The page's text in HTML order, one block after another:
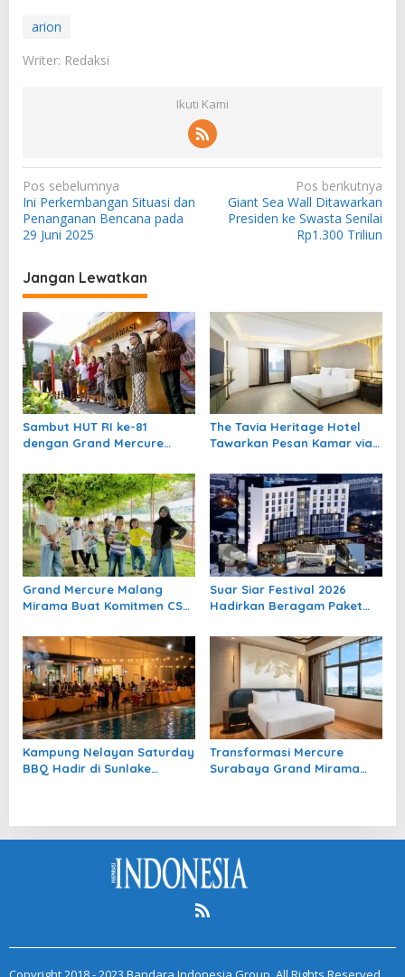
arion
Writer: Redaksi
Ikuti Kami
N
a
v
g
a
s
i
p
o
s
Pos sebelumnya
Ini Perkembangan Situasi dan
Penanganan Bencana pada
29 Juni 2025
Pos berikutnya
Giant Sea Wall Ditawarkan
Presiden ke Swasta Senilai
Rp1.300 Triliun
Jangan Lewatkan
Sambut HUT RI ke-81
dengan Grand Mercure
Opening Ceremony
Olimpiade Agustusan 2026
The Tavia Heritage Hotel
Tawarkan Pesan Kamar via
Grand Mercure Malang
Mirama Buat Komitmen CSR
Anak Asuh
Suar Siar Festival 2026
Hadirkan Beragam Paket
Kampung Nelayan Saturday
BBQ Hadir di Sunlake
Transformasi Mercure
Surabaya Grand Mirama